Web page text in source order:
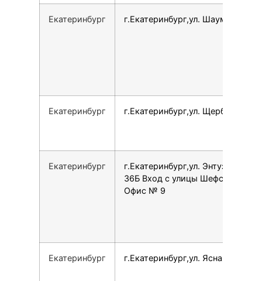
Екатеринбург г.Екатеринбург,ул. Шаумяна, 93
Екатеринбург г.Екатеринбург,ул. Щербакова, 4
Екатеринбург
г.Екатеринбург,ул. Энтузиастов,
36Б Вход с улицы Шефская,
Офис № 9
Екатеринбург г.Екатеринбург,ул. Ясная, 1/1